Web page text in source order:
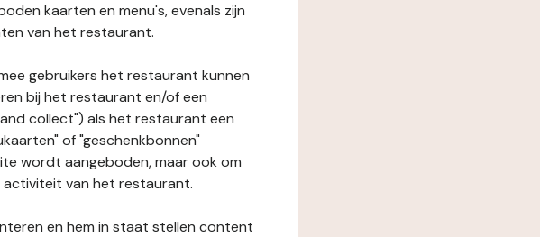
kaarten en menu's, evenals zijn
van het restaurant.
gebruikers het restaurant kunnen
bij het restaurant en/of een
collect") als het restaurant een
of "geschenkbonnen"
wordt aangeboden, maar ook om
van het restaurant.
en hem in staat stellen content